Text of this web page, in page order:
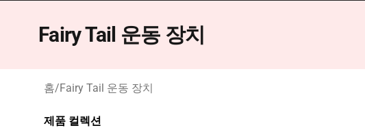
Fairy Tail 운동 장치
홈/Fairy Tail 운동 장치
제품 컬렉션